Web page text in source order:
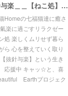
抜針与楽＿＿【ねこ処】＿＿猫楽ゼーションHome☆
Homeの七福猫達に癒さ
楽に過ごすリラクゼー
処 楽しくムリせず暮ら
ら 心を整えていく取り
抜針与楽】という生き
援中 キャッ☆と、喜
Earthプロジェク